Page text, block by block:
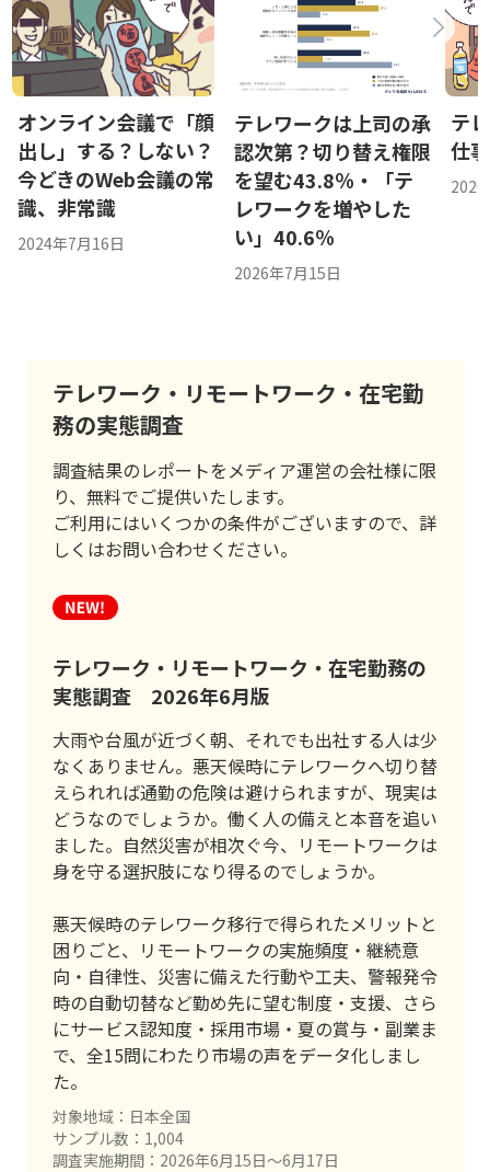
オンライン会議で「顔
出し」する？しない？
今どきのWeb会議の常
識、非常識
2024年7月16日
テレワークは上司の承
認次第？切り替え権限
を望む43.8％・「テ
レワークを増やした
い」40.6％
2026年7月15日
テ
仕
テレワーク・リモートワーク・在宅勤
務の実態調査
調査結果のレポートをメディア運営の会社様に限
り、無料でご提供いたします。
ご利用にはいくつかの条件がございますので、詳
しくはお問い合わせください。
テレワーク・リモートワーク・在宅勤務の
実態調査 2026年6月版
大雨や台風が近づく朝、それでも出社する人は少
なくありません。悪天候時にテレワークへ切り替
えられれば通勤の危険は避けられますが、現実は
どうなのでしょうか。働く人の備えと本音を追い
ました。自然災害が相次ぐ今、リモートワークは
身を守る選択肢になり得るのでしょうか。
悪天候時のテレワーク移行で得られたメリットと
困りごと、リモートワークの実施頻度・継続意
向・自律性、災害に備えた行動や工夫、警報発令
時の自動切替など勤め先に望む制度・支援、さら
にサービス認知度・採用市場・夏の賞与・副業ま
で、全15問にわたり市場の声をデータ化しまし
た。
対象地域：日本全国
サンプル数：1,004
調査実施期間：2026年6月15日〜6月17日